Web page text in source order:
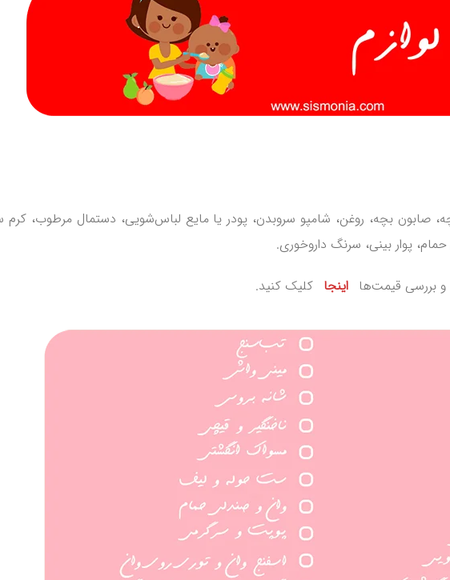
صابون بچه، روغن، شامپو سروبدن، پودر یا مایع لباس‌شویی، دستمال مرطوب،
پوار بینی، سرنگ داروخوری.
بررسی قیمت‌ها اینجا کلیک کنید.